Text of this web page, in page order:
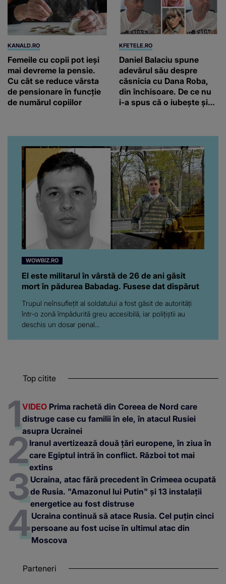
KANALD.RO
Femeile cu copii pot ieși
mai devreme la pensie.
Cu cât se reduce vârsta
de pensionare în funcție
de numărul copiilor
KFETELE.RO
Daniel Balaciu spune
adevărul său despre
căsnicia cu Dana Roba,
din închisoare. De ce nu
i-a spus că o iubește și
“Am suflet mare. Eu am
ajutat-o.”
WOWBIZ.RO
El este militarul în vârstă de 26 de ani găsit
mort în pădurea Babadag. Fusese dat dispărut
Trupul neînsuflețit al soldatului a fost găsit de autorități
într-o zonă împădurită greu accesibilă, iar polițiștii au
deschis un dosar penal...
Top citite
VIDEO Prima rachetă din Coreea de Nord care
distruge case cu familii în ele, în atacul Rusiei
asupra Ucrainei
Iranul avertizează două țări europene, în ziua în
care Egiptul intră în conflict. Război tot mai
extins
Ucraina, atac fără precedent în Crimeea ocupată
de Rusia. "Amazonul lui Putin" și 13 instalații
energetice au fost distruse
Ucraina continuă să atace Rusia. Cel puțin cinci
persoane au fost ucise în ultimul atac din
Moscova
Parteneri